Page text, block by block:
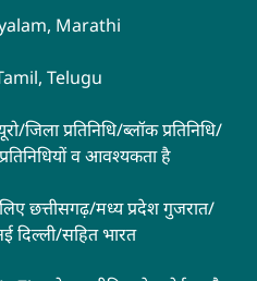
Marathi
Telugu
जिला प्रतिनिधि/ब्लॉक प्रतिनिधि/
व आवश्यकता है
छत्तीसगढ़/मध्य प्रदेश गुजरात/
दिल्ली/सहित भारत